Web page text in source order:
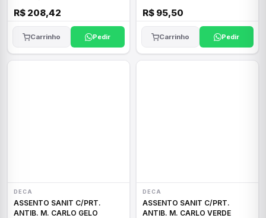
R$ 208,42
Carrinho Pedir
R$ 95,50
Carrinho Pedir
DECA
ASSENTO SANIT C/PRT.
ANTIB. M. CARLO GELO
DECA
ASSENTO SANIT C/PRT.
ANTIB. M. CARLO VERDE